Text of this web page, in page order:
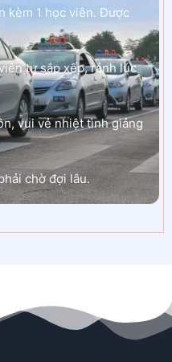
kèm 1 học viên. Được
tự sắp xếp, rảnh lúc
vui vẻ nhiệt tình giảng
chờ đợi lâu.